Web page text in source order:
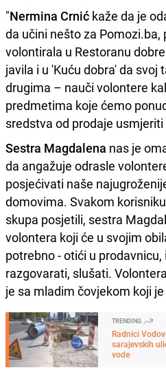
"Nermina Crnić kaže da je
da učini nešto za Pomozi.ba,
volontirala u Restoranu
javila i u 'Kuću dobra' da svoj
drugima – nauči volontere
predmetima koje ćemo
sredstva od prodaje
Sestra Magdalena nas je
da angažuje odrasle
posjećivati naše
domovima. Svakom
skupa posjetili, sestra
volontera koji će u svojim
potrebno - otići u
razgovarati, slušati.
je sa mladim čovjekom koji
TRENDING
Radnici
sarajevskih
vode